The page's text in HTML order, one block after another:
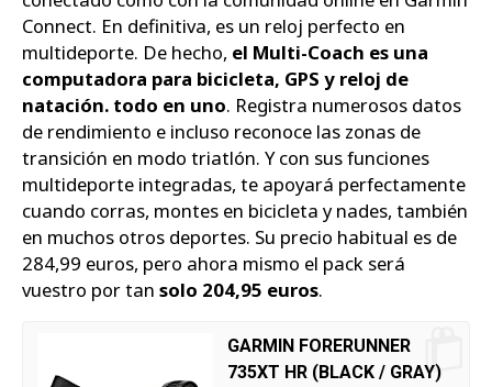
Connect. En definitiva, es un reloj perfecto en
multideporte. De hecho, el Multi-Coach es una
computadora para bicicleta, GPS y reloj de
natación. todo en uno. Registra numerosos datos
de rendimiento e incluso reconoce las zonas de
transición en modo triatlón. Y con sus funciones
multideporte integradas, te apoyará perfectamente
cuando corras, montes en bicicleta y nades, también
en muchos otros deportes. Su precio habitual es de
284,99 euros, pero ahora mismo el pack será
vuestro por tan solo 204,95 euros.
GARMIN FORERUNNER
735XT HR (BLACK / GRAY)